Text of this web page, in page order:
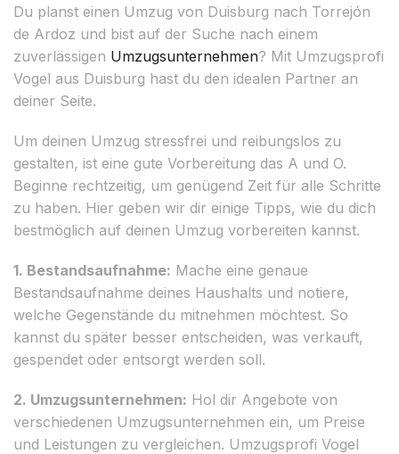
Du planst einen Umzug von Duisburg nach Torrejón
de Ardoz und bist auf der Suche nach einem
zuverlässigen Umzugsunternehmen? Mit Umzugsprofi
Vogel aus Duisburg hast du den idealen Partner an
deiner Seite.
Um deinen Umzug stressfrei und reibungslos zu
gestalten, ist eine gute Vorbereitung das A und O.
Beginne rechtzeitig, um genügend Zeit für alle Schritte
zu haben. Hier geben wir dir einige Tipps, wie du dich
bestmöglich auf deinen Umzug vorbereiten kannst.
1. Bestandsaufnahme: Mache eine genaue
Bestandsaufnahme deines Haushalts und notiere,
welche Gegenstände du mitnehmen möchtest. So
kannst du später besser entscheiden, was verkauft,
gespendet oder entsorgt werden soll.
2. Umzugsunternehmen: Hol dir Angebote von
verschiedenen Umzugsunternehmen ein, um Preise
und Leistungen zu vergleichen. Umzugsprofi Vogel